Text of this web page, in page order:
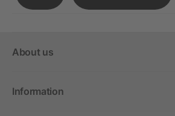
About us
Information